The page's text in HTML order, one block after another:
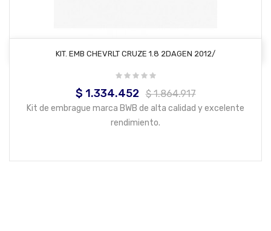
AÑADIR AL CARRITO
KIT. EMB CHEVRLT CRUZE 1.8 2DAGEN 2012/
Precio
$ 1.334.452
Precio
base
$ 1.864.917
Kit de embrague marca BWB de alta calidad y excelente
rendimiento.